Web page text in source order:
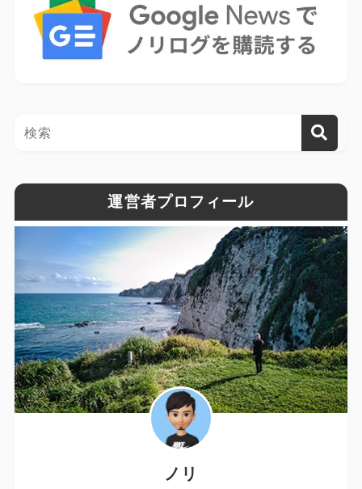
運営者プロフィール
ノリ